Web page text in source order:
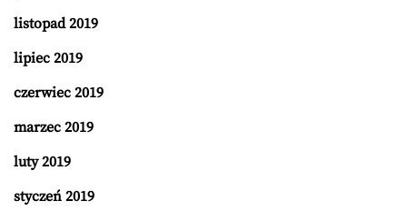
listopad 2019
lipiec 2019
czerwiec 2019
marzec 2019
luty 2019
styczeń 2019